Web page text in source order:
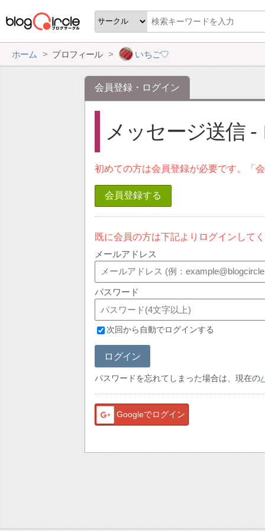
ホーム プロフィール いちご♡
会員登録・ログイン
メッセージ送信 -
初めての方は会員登録が必要です。「
会員登録する
既に会員の方は下記よりログインして
メールアドレス
パスワード
次回から自動でログインする
ログイン
パスワードを忘れてしまった場合は、現在の
Googleでログイン